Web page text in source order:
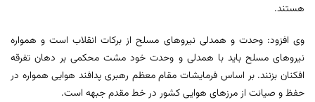
هستند.
وی افزود: وحدت و همدلی نیروهای مسلح از برکات انقلاب است و همواره
نیروهای مسلح باید با همدلی و وحدت خود مشت محکمی بر دهان تفرقه
افکنان بزنند. بر اساس فرمایشات مقام معظم رهبری پدافند هوایی همواره در
حفظ و صیانت از مرزهای هوایی کشور در خط مقدم جبهه است.